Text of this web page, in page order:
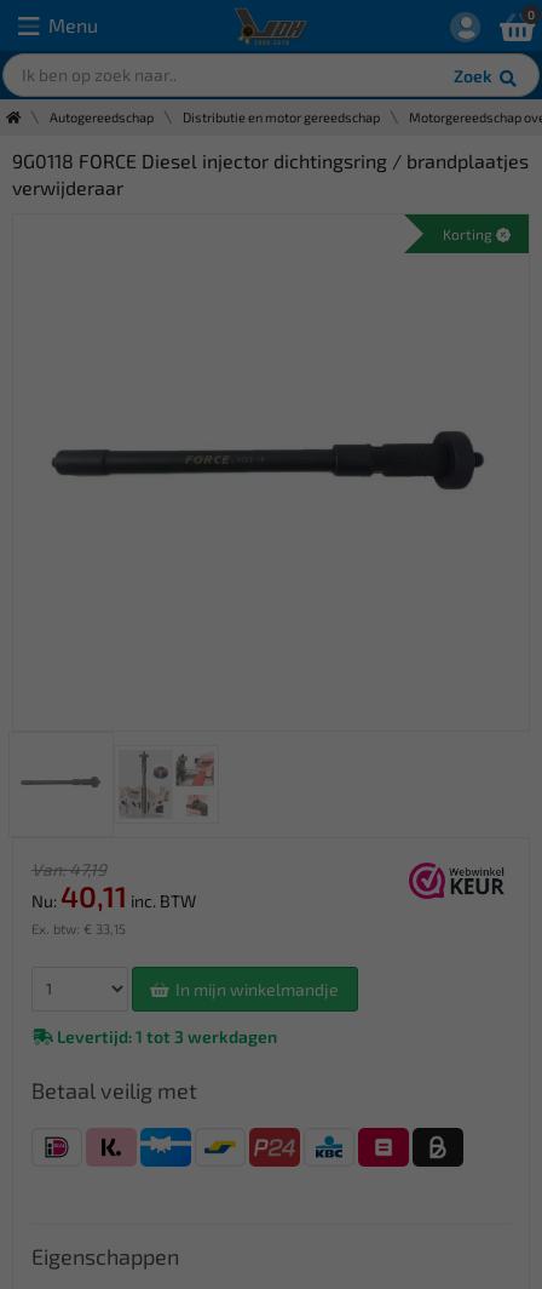
Menu
Zoek
0
Autogereedschap Distributie en motor gereedschap Motorgereedschap
9G0118 FORCE Diesel injector dichtingsring / brandplaatjes
verwijderaar
Korting
Van: 47,19
Nu: 40,11 inc. BTW
Ex. btw: € 33,15
In mijn winkelmandje
Levertijd: 1 tot 3 werkdagen
Betaal veilig met
Eigenschappen